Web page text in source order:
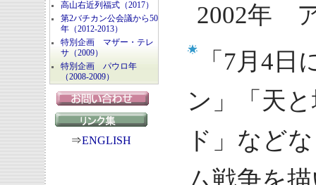
高山右近列福式（2017）
第2バチカン公会議から50
年（2012-2013）
特別企画 マザー・テレ
サ（2009）
特別企画 パウロ年
（2008-2009）
⇒ENGLISH
2002年
「7月4
ン」「天
ド」など